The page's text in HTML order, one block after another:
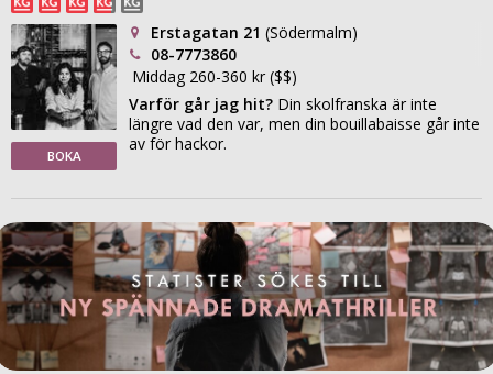
BOKA
Erstagatan 21 (Södermalm)
08-7773860
Middag 260-360 kr ($$)
Varför går jag hit? Din skolfranska är inte
längre vad den var, men din bouillabaisse går inte
av för hackor.